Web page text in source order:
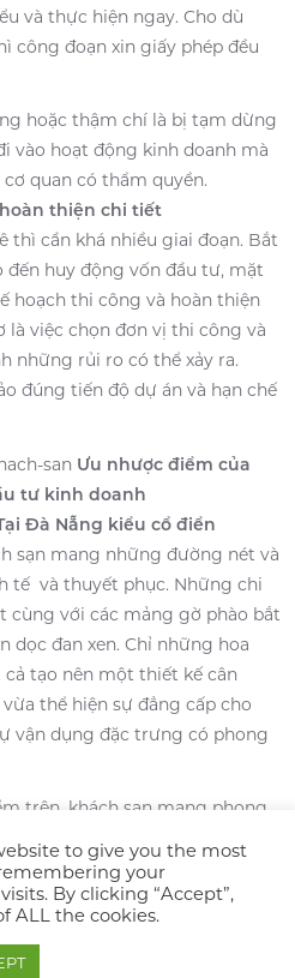
và thực hiện ngay. Cho dù
công đoạn xin giấy phép đều
hoặc thậm chí là bị tạm dừng
vào hoạt động kinh doanh mà
quan có thẩm quyền.
thiện chi tiết
thì cần khá nhiều giai đoạn. Bắt
huy động vốn đầu tư, mặt
hoạch thi công và hoàn thiện
là việc chọn đơn vị thi công và
những rủi ro có thể xảy ra.
đúng tiến độ dự án và hạn chế
san Ưu nhược điểm của
tư kinh doanh
Đà Nẵng kiểu cổ điển
sạn mang những đường nét và
tế và thuyết phục. Những chi
cùng với các mảng gờ phào bắt
dọc đan xen. Chỉ những hoa
tạo nên một thiết kế cân
thể hiện sự đẳng cấp cho
vận dụng đặc trưng có phong
trên, khách sạn mang phong
các chi tiết nên kiểu phong
trong không gian rộng. Và
cách cổ điển cũng tốn
vật dụng trang trí như đèn
to give you the most
your
By clicking “Accept”,
ALL the cookies.